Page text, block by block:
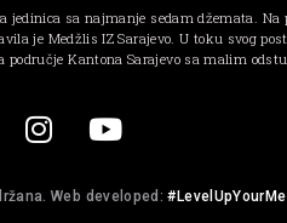
jedinica sa najmanje sedam džemata. Na
je Medžlis IZ Sarajevo. U toku svog
Kantona Sarajevo sa malim
Web developed: